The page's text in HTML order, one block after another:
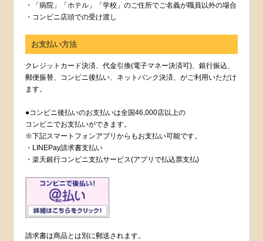
・「病院」「ホテル」「学校」のご住所でご名義が職員以外の場合
・コンビニ店頭での受け渡し
お支払い方法
クレジットカード決済、代金引換(電子マネー決済可)、銀行振込、
郵便振替、コンビニ後払い、ネットバンク決済、がご利用いただけ
ます。
●コンビニ後払いのお支払いは全国46,000店以上の
コンビニでお支払いができます。
※下記スマートフォンアプリからもお支払い可能です。
・LINEPay請求書支払い
・楽天銀行コンビニ支払サービス(アプリで払込票支払)
請求書は商品とは別に郵送されます。